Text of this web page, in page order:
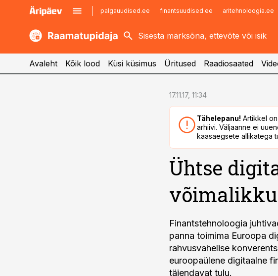
palgauudised.ee finantsuudised.ee aritehnoloogia.ee
kaubandus.ee
kinnisvarauudised.ee
imelineajalugu.ee
Infopank
Avaleht Kõik lood Küsi küsimus Üritused Raadiosaated
17.11.17, 11:34
Tähelepanu! Artikkel
arhiivi. Väljaanne ei
kaasaegsete allikatega
Ühtse
Finantstehnoloogia
panna toimima Euroopa
rahvusvahelise
euroopaülene digitaalne
täiendavat tulu.